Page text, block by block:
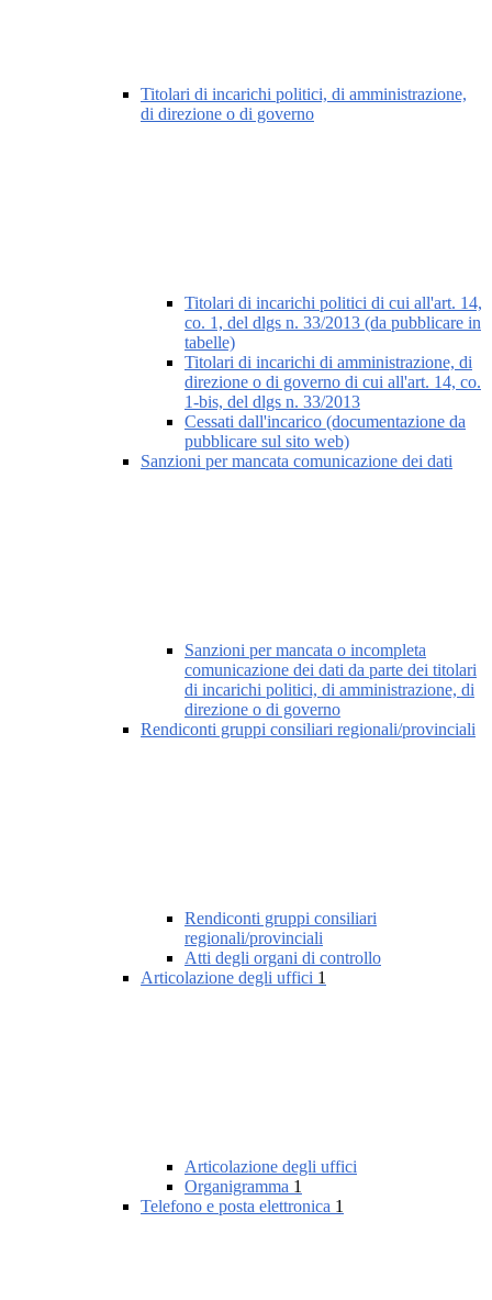
Titolari di incarichi politici, di amministrazione,
di direzione o di governo
Titolari di incarichi politici di cui all'art. 14,
co. 1, del dlgs n. 33/2013 (da pubblicare in
tabelle)
Titolari di incarichi di amministrazione, di
direzione o di governo di cui all'art. 14, co.
1-bis, del dlgs n. 33/2013
Cessati dall'incarico (documentazione da
pubblicare sul sito web)
Sanzioni per mancata comunicazione dei dati
Sanzioni per mancata o incompleta
comunicazione dei dati da parte dei titolari
di incarichi politici, di amministrazione, di
direzione o di governo
Rendiconti gruppi consiliari regionali/provinciali
Rendiconti gruppi consiliari
regionali/provinciali
Atti degli organi di controllo
Articolazione degli uffici 1
Articolazione degli uffici
Organigramma 1
Telefono e posta elettronica 1